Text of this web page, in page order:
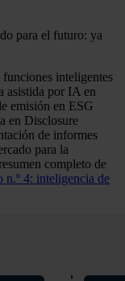
para el futuro: ya
inteligentes
asistida por IA en
emisión en ESG
en Disclosure
de informes
para la
completo de
n.º 4: inteligencia de